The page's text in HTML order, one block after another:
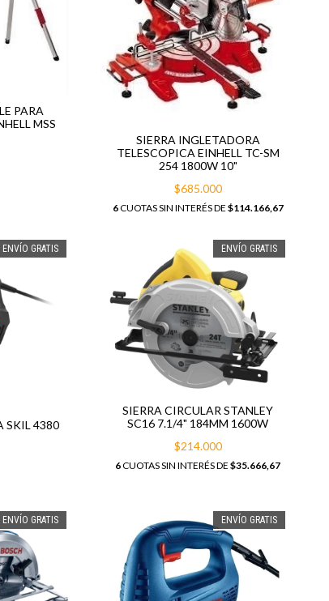
PARA
MSS
SIERRA INGLETADORA
TELESCOPICA EINHELL TC-SM
254 1800W 10"
$685.000
6CUOTAS SIN INTERÉS DE $114.166,67
ENVÍO GRATIS
SKIL 4380
ENVÍO GRATIS
SIERRA CIRCULAR STANLEY
SC16 7.1/4" 184MM 1600W
$214.000
6CUOTAS SIN INTERÉS DE$35.666,67
ENVÍO GRATIS ENVÍO GRATIS